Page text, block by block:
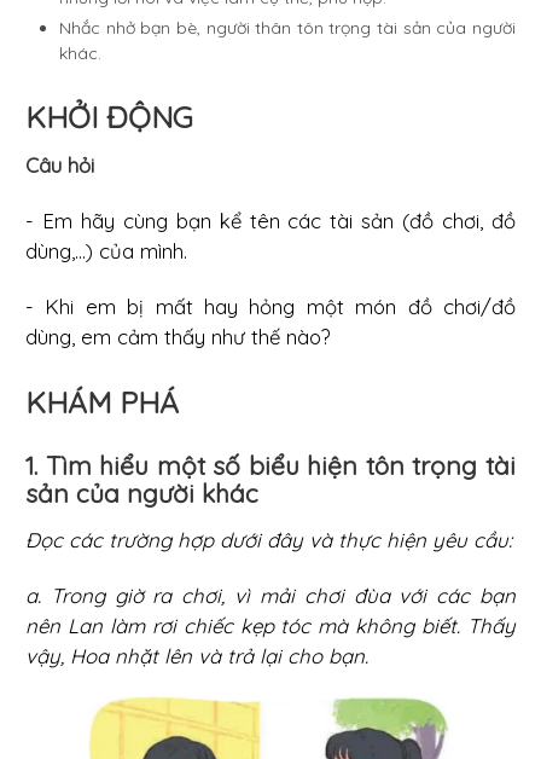
Nhắc nhở bạn bè, người thân tôn trọng tài sản của người
khác.
KHỞI ĐỘNG
Câu hỏi
- Em hãy cùng bạn kể tên các tài sản (đồ chơi, đồ
dùng,...) của mình.
- Khi em bị mất hay hỏng một món đồ chơi/đồ
dùng, em cảm thấy như thế nào?
KHÁM PHÁ
1. Tìm hiểu một số biểu hiện tôn trọng tài
sản của người khác
Đọc các trường hợp dưới đây và thực hiện yêu cầu:
a. Trong giờ ra chơi, vì mải chơi đùa với các bạn
nên Lan làm rơi chiếc kẹp tóc mà không biết. Thấy
vậy, Hoa nhặt lên và trả lại cho bạn.